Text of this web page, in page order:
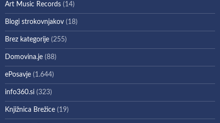
Art Music Records (14)
Blogi strokovnjakov (18)
Brez kategorije (255)
Domovina.je (88)
ePosavje (1.644)
info360.si (323)
Knjižnica Brežice (19)